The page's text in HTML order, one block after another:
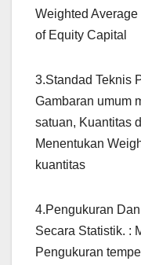
Weighted
of Equity Capital
3.Standad Teknis
Gambaran umum
satuan, Kuantitas
Menentukan
kuantitas
4.Pengukuran
Secara Statistik. :
Pengukuran